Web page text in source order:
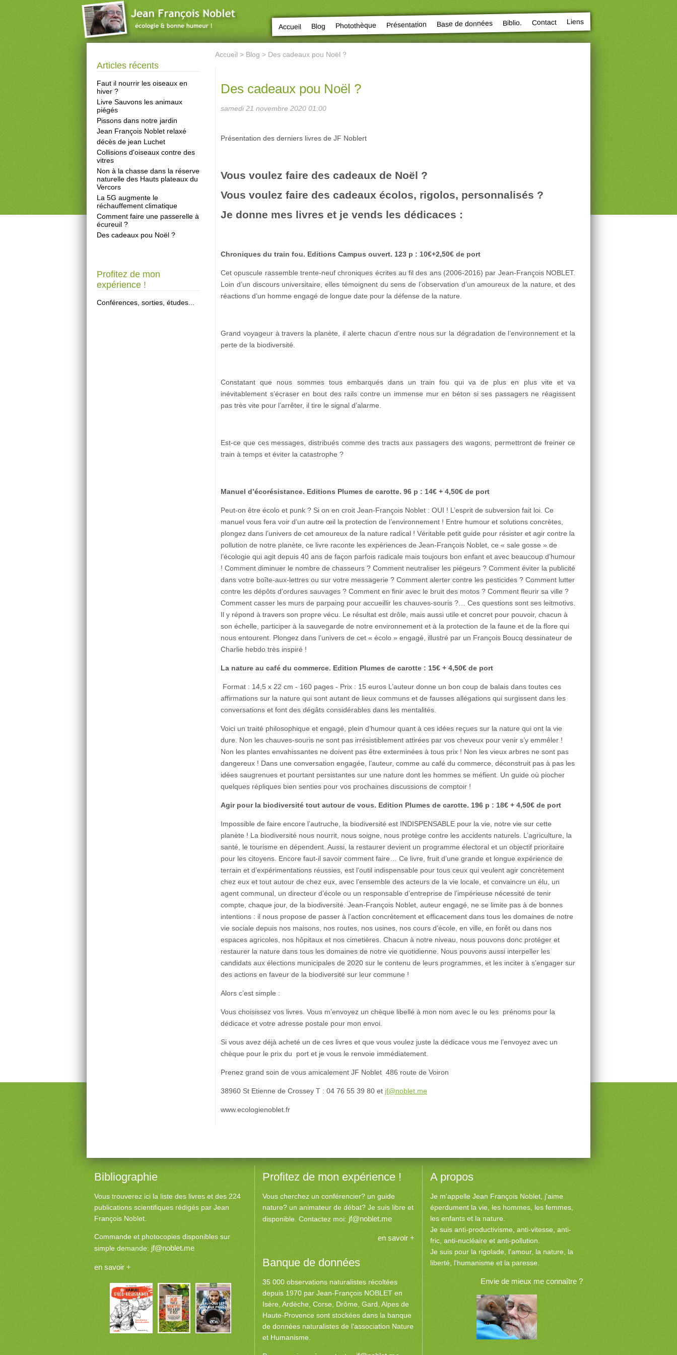
Accueil Blog Photothèque Présentation Base de données Biblio. Contact Liens
Articles récents
Faut il nourrir les oiseaux en
hiver ?
Livre Sauvons les animaux
piégés
Pissons dans notre jardin
Jean François Noblet relaxé
décès de jean Luchet
Collisions d'oiseaux contre des
vitres
Non à la chasse dans la réserve
naturelle des Hauts plateaux du
Vercors
La 5G augmente le
réchauffement climatique
Comment faire une passerelle à
écureuil ?
Des cadeaux pou Noël ?
Profitez de mon
expérience !
Conférences, sorties, études...
Accueil > Blog > Des cadeaux pou Noël ?
Des cadeaux pou Noël ?
samedi 21 novembre 2020 01:00
Présentation des derniers livres de JF Noblert
Vous voulez faire des cadeaux de Noël ?
Vous voulez faire des cadeaux écolos, rigolos, personnalisés ?
Je donne mes livres et je vends les dédicaces :
Chroniques du train fou. Editions Campus ouvert. 123 p : 10€+2,50€ de port
Cet opuscule rassemble trente-neuf chroniques écrites au fil des ans (2006-2016) par Jean-François NOBLET.
Loin d’un discours universitaire, elles témoignent du sens de l’observation d’un amoureux de la nature, et des
réactions d’un homme engagé de longue date pour la défense de la nature.
Grand voyageur à travers la planète, il alerte chacun d’entre nous sur la dégradation de l’environnement et la
perte de la biodiversité.
Constatant que nous sommes tous embarqués dans un train fou qui va de plus en plus vite et va
inévitablement s’écraser en bout des rails contre un immense mur en béton si ses passagers ne réagissent
pas très vite pour l’arrêter, il tire le signal d’alarme.
Est-ce que ces messages, distribués comme des tracts aux passagers des wagons, permettront de freiner ce
train à temps et éviter la catastrophe ?
Manuel d’écorésistance. Editions Plumes de carotte. 96 p : 14€ + 4,50€ de port
Peut-on être écolo et punk ? Si on en croit Jean-François Noblet : OUI ! L’esprit de subversion fait loi. Ce
manuel vous fera voir d’un autre œil la protection de l’environnement ! Entre humour et solutions concrètes,
plongez dans l’univers de cet amoureux de la nature radical ! Véritable petit guide pour résister et agir contre la
pollution de notre planète, ce livre raconte les expériences de Jean-François Noblet, ce « sale gosse » de
l’écologie qui agit depuis 40 ans de façon parfois radicale mais toujours bon enfant et avec beaucoup d’humour
! Comment diminuer le nombre de chasseurs ? Comment neutraliser les piégeurs ? Comment éviter la publicité
dans votre boîte-aux-lettres ou sur votre messagerie ? Comment alerter contre les pesticides ? Comment lutter
contre les dépôts d’ordures sauvages ? Comment en finir avec le bruit des motos ? Comment fleurir sa ville ?
Comment casser les murs de parpaing pour accueillir les chauves-souris ?… Ces questions sont ses leitmotivs.
Il y répond à travers son propre vécu. Le résultat est drôle, mais aussi utile et concret pour pouvoir, chacun à
son échelle, participer à la sauvegarde de notre environnement et à la protection de la faune et de la flore qui
nous entourent. Plongez dans l’univers de cet « écolo » engagé, illustré par un François Boucq dessinateur de
Charlie hebdo très inspiré !
La nature au café du commerce. Edition Plumes de carotte : 15€ + 4,50€ de port
Format : 14,5 x 22 cm - 160 pages - Prix : 15 euros L’auteur donne un bon coup de balais dans toutes ces
affirmations sur la nature qui sont autant de lieux communs et de fausses allégations qui surgissent dans les
conversations et font des dégâts considérables dans les mentalités.
Voici un traité philosophique et engagé, plein d’humour quant à ces idées reçues sur la nature qui ont la vie
dure. Non les chauves-souris ne sont pas irrésistiblement attirées par vos cheveux pour venir s’y emmêler !
Non les plantes envahissantes ne doivent pas être exterminées à tous prix ! Non les vieux arbres ne sont pas
dangereux ! Dans une conversation engagée, l’auteur, comme au café du commerce, déconstruit pas à pas les
idées saugrenues et pourtant persistantes sur une nature dont les hommes se méfient. Un guide où piocher
quelques répliques bien senties pour vos prochaines discussions de comptoir !
Agir pour la biodiversité tout autour de vous. Edition Plumes de carotte. 196 p : 18€ + 4,50€ de port
Impossible de faire encore l’autruche, la biodiversité est INDISPENSABLE pour la vie, notre vie sur cette
planète ! La biodiversité nous nourrit, nous soigne, nous protège contre les accidents naturels. L’agriculture, la
santé, le tourisme en dépendent. Aussi, la restaurer devient un programme électoral et un objectif prioritaire
pour les citoyens. Encore faut-il savoir comment faire… Ce livre, fruit d’une grande et longue expérience de
terrain et d’expérimentations réussies, est l’outil indispensable pour tous ceux qui veulent agir concrètement
chez eux et tout autour de chez eux, avec l’ensemble des acteurs de la vie locale, et convaincre un élu, un
agent communal, un directeur d’école ou un responsable d’entreprise de l’impérieuse nécessité de tenir
compte, chaque jour, de la biodiversité. Jean-François Noblet, auteur engagé, ne se limite pas à de bonnes
intentions : il nous propose de passer à l’action concrètement et efficacement dans tous les domaines de notre
vie sociale depuis nos maisons, nos routes, nos usines, nos cours d’école, en ville, en forêt ou dans nos
espaces agricoles, nos hôpitaux et nos cimetières. Chacun à notre niveau, nous pouvons donc protéger et
restaurer la nature dans tous les domaines de notre vie quotidienne. Nous pouvons aussi interpeller les
candidats aux élections municipales de 2020 sur le contenu de leurs programmes, et les inciter à s’engager sur
des actions en faveur de la biodiversité sur leur commune !
Alors c’est simple :
Vous choisissez vos livres. Vous m’envoyez un chèque libellé à mon nom avec le ou les prénoms pour la
dédicace et votre adresse postale pour mon envoi.
Si vous avez déjà acheté un de ces livres et que vous voulez juste la dédicace vous me l’envoyez avec un
chèque pour le prix du port et je vous le renvoie immédiatement.
Prenez grand soin de vous amicalement JF Noblet 486 route de Voiron
38960 St Etienne de Crossey T : 04 76 55 39 80 et jf@noblet.me
www.ecologienoblet.fr
Bibliographie
Vous trouverez ici la liste des livres et des 224
publications scientifiques rédigés par Jean
François Noblet.
Commande et photocopies disponibles sur
simple demande: jf@noblet.me
en savoir +
Profitez de mon expérience !
Vous cherchez un conférencier? un guide
nature? un animateur de débat? Je suis libre et
disponible. Contactez moi: jf@noblet.me
en savoir +
Banque de données
35 000 observations naturalistes récoltées
depuis 1970 par Jean-François NOBLET en
Isère, Ardèche, Corse, Drôme, Gard, Alpes de
Haute-Provence sont stockées dans la banque
de données naturalistes de l'association Nature
et Humanisme.
A propos
Je m'appelle Jean François Noblet, j'aime
éperdument la vie, les hommes, les femmes,
les enfants et la nature.
Je suis anti-productivisme, anti-vitesse, anti-
fric, anti-nucléaire et anti-pollution.
Je suis pour la rigolade, l'amour, la nature, la
liberté, l'humanisme et la paresse.
Envie de mieux me connaître ?